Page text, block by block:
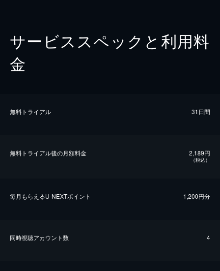
サービススペックと利用料
金
無料トライアル 31日間
無料トライアル後の⽉額料金 2,189円
（税込）
毎⽉もらえるU-NEXTポイント 1,200円分
同時視聴アカウント数 4